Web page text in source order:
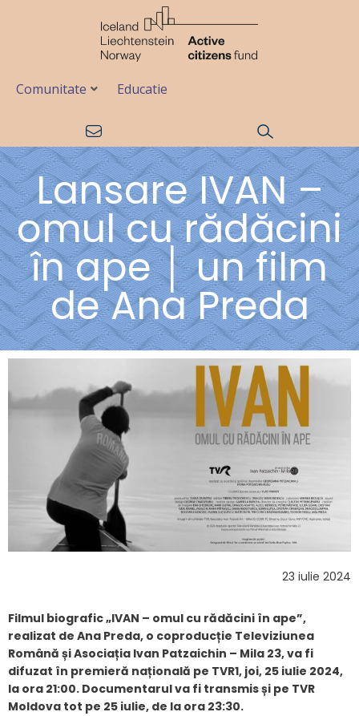
Comunitate Educatie
Lansare IVAN –
omul cu rădăcini
în ape │ un film
de Ana Preda
23 iulie 2024
Filmul biografic „IVAN – omul cu rădăcini în ape”,
realizat de Ana Preda, o coproducție Televiziunea
Română și Asociația Ivan Patzaichin – Mila 23, va fi
difuzat în premieră națională pe TVR1, joi, 25 iulie 2024,
la ora 21:00. Documentarul va fi transmis și pe TVR
Moldova tot pe 25 iulie, de la ora 23:30.